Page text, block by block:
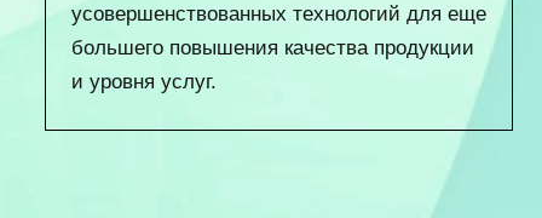
усовершенствованных технологий для еще
большего повышения качества продукции
и уровня услуг.